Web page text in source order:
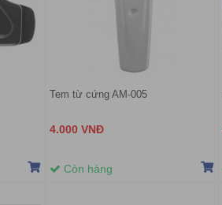
Tem từ cứng AM-005
4.000 VNĐ
Còn hàng